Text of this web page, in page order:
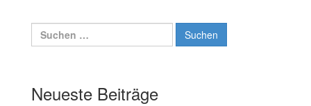
Suchen
nach:
Neueste Beiträge